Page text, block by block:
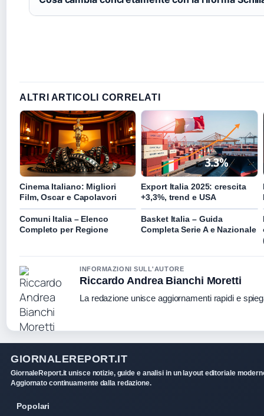
ALTRI ARTICOLI CORRELATI
Cinema Italiano: Migliori
Film, Oscar e Capolavori
Export Italia 2025: crescita
+3,3%, trend e USA
Comuni Italia – Elenco
Completo per Regione
Basket Italia – Guida
Completa Serie A e Nazionale
INFORMAZIONI SULL'AUTORE
Riccardo Andrea Bianchi Moretti
La redazione unisce aggiornamenti rapidi e
GIORNALEREPORT.IT
GiornaleReport.it unisce notizie, guide e analisi in un layout editoriale
Aggiornato continuamente dalla redazione.
Popolari